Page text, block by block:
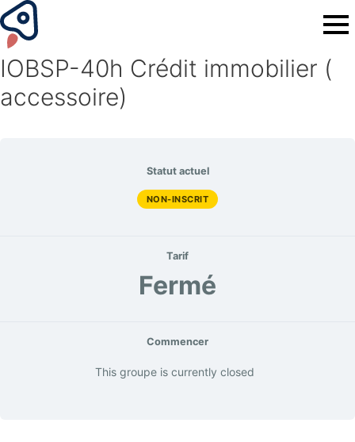
IOBSP-40h Crédit immobilier (
accessoire)
Statut actuel
NON-INSCRIT
Tarif
Fermé
Commencer
This groupe is currently closed